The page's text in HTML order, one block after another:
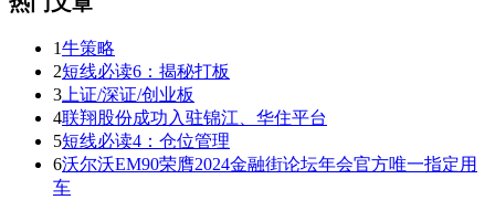
1牛策略
2短线必读6：揭秘打板
3 上证/深证/创业板
4联翔股份成功入驻锦江、华住平台
5短线必读4：仓位管理
6沃尔沃EM90荣膺2024金融街论坛年会官方唯一指定用
车